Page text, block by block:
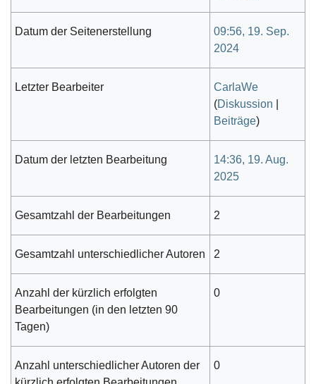
Datum der Seitenerstellung
09:56, 19. Sep.
2024
Letzter Bearbeiter
CarlaWe
(Diskussion
Beiträge)
Datum der letzten Bearbeitung
14:36, 19. Aug.
2025
Gesamtzahl der Bearbeitungen 2
Gesamtzahl unterschiedlicher Autoren 2
Anzahl der kürzlich erfolgten
Bearbeitungen (in den letzten 90
Tagen)
0
Anzahl unterschiedlicher Autoren der
0